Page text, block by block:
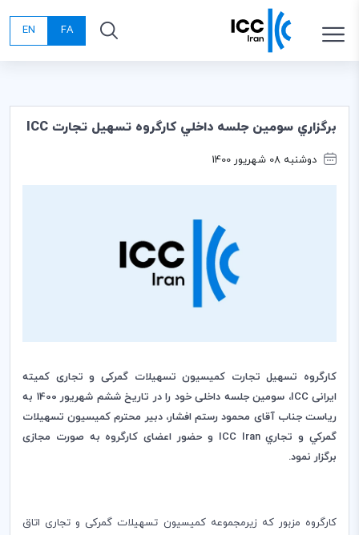
FA
EN
برگزاري سومين جلسه داخلي كارگروه تسهيل تجارت ICC
دوشنبه 08 شهریور 1400
کارگروه تسهیل تجارت کمیسیون تسهیلات گمرکی و تجاری کمیته
ایرانی ICC
، سومین جلسه داخلی خود را در تاریخ ششم شهریور 1400 به
ریاست جناب آقای محمود رستم افشار، دبیر محترم کمیسیون تسهيلات
گمركي و تجاريICC Iran و حضور اعضای کارگروه به صورت مجازی
برگزار نمود.
کارگروه مزبور که زیرمجموعه کمیسیون تسهیلات گمرکی و تجاری اتاق